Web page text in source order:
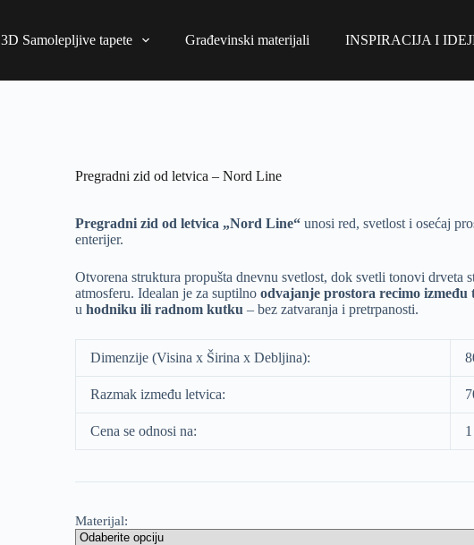
3D Samolepljive tapete Građevinski materijali INSPIRACIJA I
Pregradni zid od letvica – Nord Line
Pregradni zid od letvica „Nord Line“ unosi red, svetlost i osećaj
enterijer.
Otvorena struktura propušta dnevnu svetlost, dok svetli tonovi drveta
atmosferu. Idealan je za suptilno odvajanje prostora recimo
u hodniku ili radnom kutku – bez zatvaranja i pretrpanosti.
Dimenzije (Visina x Širina x Debljina):
Razmak između letvica:
Cena se odnosi na:
Materijal: